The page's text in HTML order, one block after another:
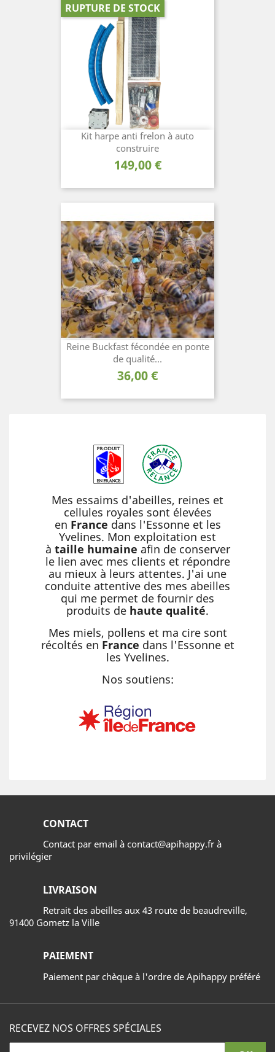
Kit harpe anti frelon à auto
construire
Prix
149,00 €
RUPTURE DE STOCK
Reine Buckfast fécondée en ponte
de qualité...
Prix
36,00 €
Mes essaims d'abeilles, reines et
cellules royales sont élevées
en France dans l'Essonne et les
Yvelines. Mon exploitation est
à taille humaine afin de conserver
le lien avec mes clients et répondre
au mieux à leurs attentes. J'ai une
conduite attentive des mes abeilles
qui me permet de fournir des
produits de haute qualité.
Mes miels, pollens et ma cire sont
récoltés en France dans l'Essonne et
les Yvelines.
Nos soutiens:
CONTACT
Contact par email à contact@apihappy.fr à
privilégier
LIVRAISON
Retrait des abeilles aux 43 route de beaudreville,
91400 Gometz la Ville
PAIEMENT
Paiement par chèque à l'ordre de Apihappy préféré
RECEVEZ NOS OFFRES SPÉCIALES